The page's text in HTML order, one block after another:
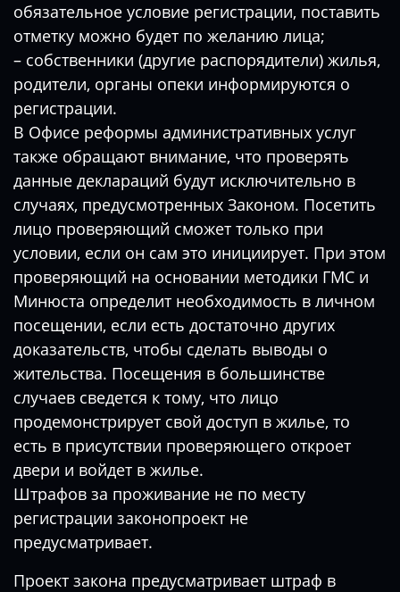
обязательное условие регистрации, поставить
отметку можно будет по желанию лица;
– собственники (другие распорядители) жилья,
родители, органы опеки информируются о
регистрации.
В Офисе реформы административных услуг
также обращают внимание, что проверять
данные деклараций будут исключительно в
случаях, предусмотренных Законом. Посетить
лицо проверяющий сможет только при
условии, если он сам это инициирует. При этом
проверяющий на основании методики ГМС и
Минюста определит необходимость в личном
посещении, если есть достаточно других
доказательств, чтобы сделать выводы о
жительства. Посещения в большинстве
случаев сведется к тому, что лицо
продемонстрирует свой доступ в жилье, то
есть в присутствии проверяющего откроет
двери и войдет в жилье.
Штрафов за проживание не по месту
регистрации законопроект не
предусматривает.
Проект закона предусматривает штраф в